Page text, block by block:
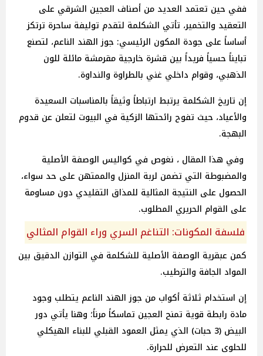
ففي حين تعتمد العديد من أصناف العجين الشرقي على
التعقيد والتخمير، تأتي الشكلمة لتقدم توليفة ساحرة ترتكز
أساساً على جودة المكون الرئيسي: جوز الهند الناعم، لتصنع
تبايناً حسياً فريداً بين قشرة خارجية مقرمشة مائلة للون
الذهبي، وقوام داخلي غني بالطراوة والنداوة.
إن تاريخ الشكلمة يرتبط ارتباطاً وثيقاً بالمناسبات السعيدة
والأعياد، حيث تفوح رائحتها الزكية في البيوت لتعلن عن قدوم
البهجة.
وفي هذا المقال ، نغوص في كواليس الوصفة الأصلية
والمضبوطة التي تضمن لربة المنزل والممتهن على حد سواء،
الحصول على النتيجة المثالية للمذاق التقليدي دون مساومة
على القوام الحريري المطلوب.
فلسفة المكونات: التناغم السري وراء القوام المثالي
كمن عبقرية الوصفة الأصلية للشكلمة في التوازن الدقيق بين
المواد الجافة والترطيب.
إن استخدام ثلاثة أكواب من جوز الهند الناعم يتطلب وجود
مادة رابطة قوية تمنح العجين تماسكاً مرناً؛ وهنا يأتي دور
البيض (3 حبات) الذي يمثل العمود القبلي للبناء الهيكلي
للحلوى عند التعرض للحرارة.